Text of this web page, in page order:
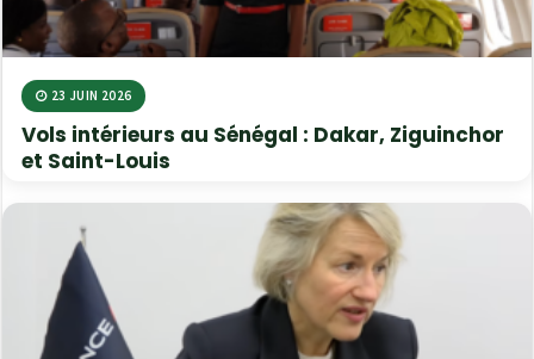
Vols intérieurs au Sénégal : Dakar, Ziguinchor
et Saint-Louis
23 JUIN 2026